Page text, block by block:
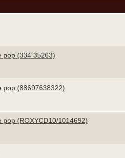
pop (334 35263)
pop (88697638322)
pop (ROXYCD10/1014692)